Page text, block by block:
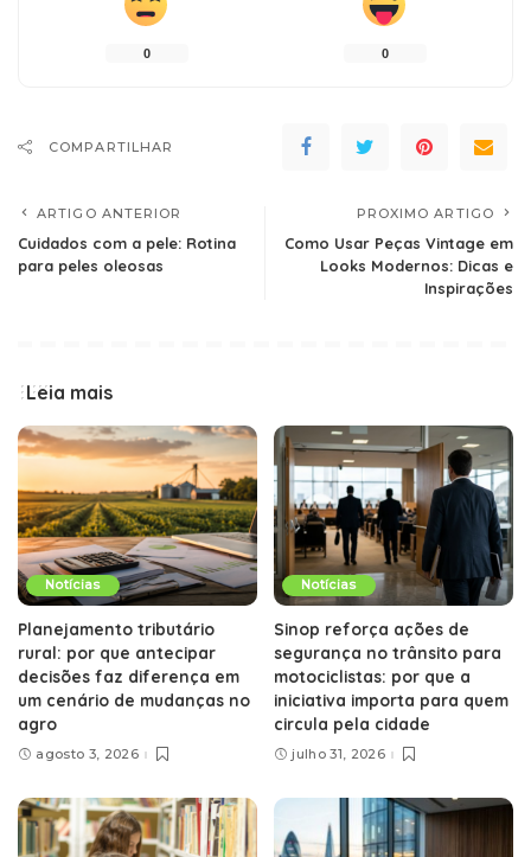
0 0
COMPARTILHAR
ARTIGO ANTERIOR
Cuidados com a pele: Rotina
para peles oleosas
PROXIMO ARTIGO
Como Usar Peças Vintage em
Looks Modernos: Dicas e
Inspirações
Leia mais
Notícias
Planejamento tributário
rural: por que antecipar
decisões faz diferença em
um cenário de mudanças no
agro
agosto 3, 2026
Notícias
Sinop reforça ações de
segurança no trânsito para
motociclistas: por que a
iniciativa importa para quem
circula pela cidade
julho 31, 2026